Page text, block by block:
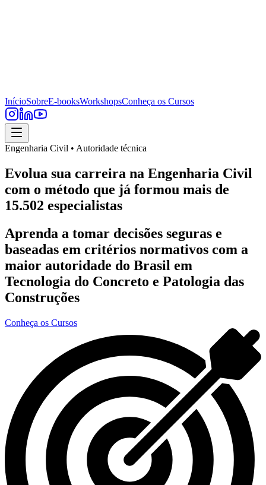
InícioSobreE-booksWorkshopsConheça os Cursos
Engenharia Civil • Autoridade técnica
Evolua sua carreira na Engenharia Civil
com o método que já formou mais de
15.502 especialistas
Aprenda a tomar decisões seguras e
baseadas em critérios normativos com a
maior autoridade do Brasil em
Tecnologia do Concreto e Patologia das
Construções
Conheça os Cursos